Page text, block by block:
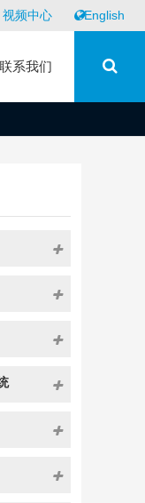
视频中心 English
联系我们